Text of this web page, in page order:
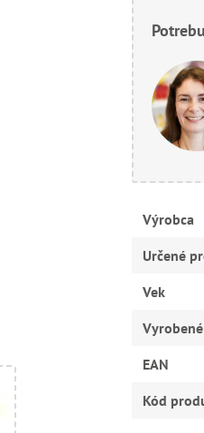
Výrobca
Určené
Vek
EAN
Kód